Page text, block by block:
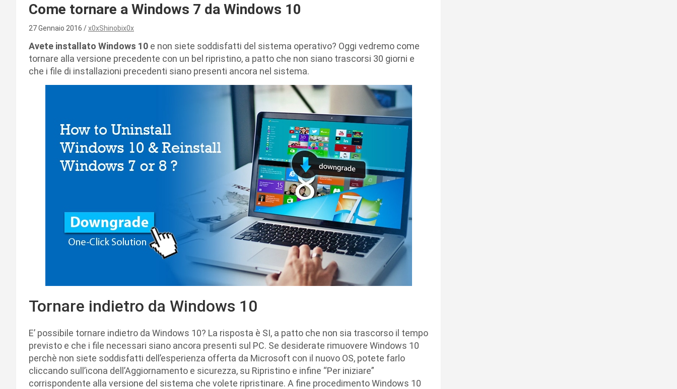
Come tornare a Windows 7 da Windows 10
27 Gennaio 2016 x0xShinobix0x
Avete installato Windows 10 e non siete soddisfatti del sistema operativo? Oggi vedremo come
tornare alla versione precedente con un bel ripristino, a patto che non siano trascorsi 30 giorni e
che i file di installazioni precedenti siano presenti ancora nel sistema.
Tornare indietro da Windows 10
E’ possibile tornare indietro da Windows 10? La risposta è SI, a patto che non sia trascorso il tempo
previsto e che i file necessari siano ancora presenti sul PC. Se desiderate rimuovere Windows 10
perchè non siete soddisfatti dell’esperienza offerta da Microsoft con il nuovo OS, potete farlo
cliccando sull’icona dell’Aggiornamento e sicurezza, su Ripristino e infine “Per iniziare”
corrispondente alla versione del sistema che volete ripristinare. A fine procedimento Windows 10